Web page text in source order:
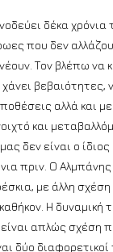
δέκα
που δεν
Τον βλέπω να
χάνει βεβαιότητες,
αλλά και
και
δεν είναι ο
πριν. Ο Αλμπάνης
με άλλη
Η δυναμική
απλώς σχέση
δύο